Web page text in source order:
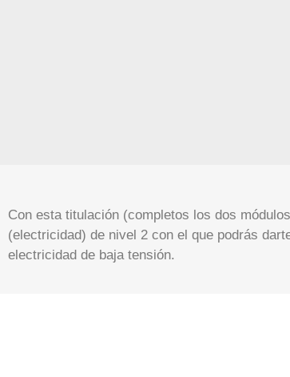
Con esta titulación (completos los dos
(electricidad) de nivel 2 con el que podrás
electricidad de baja tensión.